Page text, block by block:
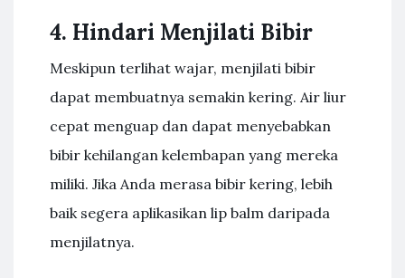
4. Hindari Menjilati Bibir
Meskipun terlihat wajar, menjilati bibir
dapat membuatnya semakin kering. Air liur
cepat menguap dan dapat menyebabkan
bibir kehilangan kelembapan yang mereka
miliki. Jika Anda merasa bibir kering, lebih
baik segera aplikasikan lip balm daripada
menjilatnya.